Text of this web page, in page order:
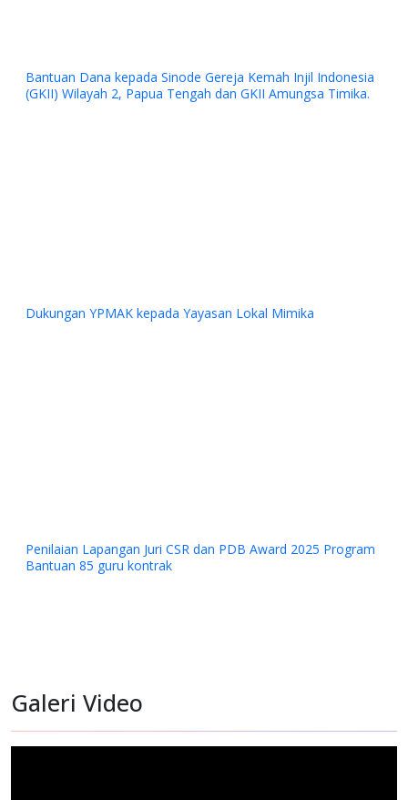
Bantuan Dana kepada Sinode Gereja Kemah Injil Indonesia
(GKII) Wilayah 2, Papua Tengah dan GKII Amungsa Timika.
Dukungan YPMAK kepada Yayasan Lokal Mimika
Penilaian Lapangan Juri CSR dan PDB Award 2025 Program
Bantuan 85 guru kontrak
Galeri Video